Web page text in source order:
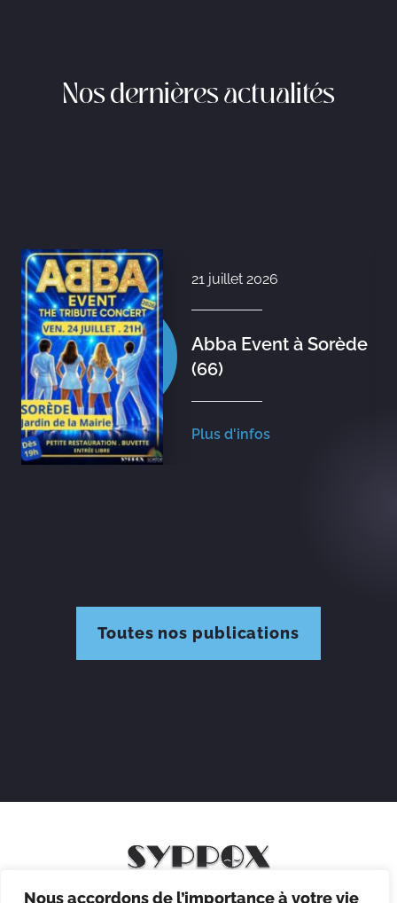
Nous accordons de l’importance à votre vie
Nos dernières actualités
21 juillet 2026
Abba Event à Sorède
(66)
Plus d'infos
Toutes nos publications